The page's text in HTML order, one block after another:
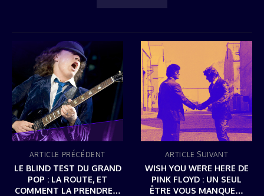
ARTICLE PRÉCÉDENT
LE BLIND TEST DU GRAND
POP : LA ROUTE, ET
COMMENT LA PRENDRE…
ARTICLE SUIVANT
WISH YOU WERE HERE DE
PINK FLOYD : UN SEUL
ÊTRE VOUS MANQUE…